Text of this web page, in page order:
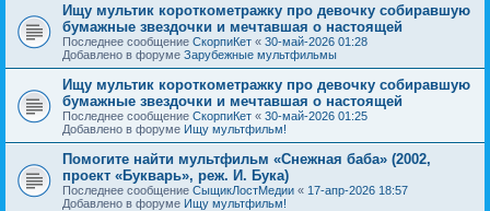
Ищу мультик короткометражку про девочку собиравшую
бумажные звездочки и мечтавшая о настоящей
Последнее сообщение СкорпиКет « 30-май-2026 01:28
Добавлено в форуме Зарубежные мультфильмы
Ищу мультик короткометражку про девочку собиравшую
бумажные звездочки и мечтавшая о настоящей
Последнее сообщение СкорпиКет « 30-май-2026 01:25
Добавлено в форуме Ищу мультфильм!
Помогите найти мультфильм «Снежная баба» (2002,
проект «Букварь», реж. И. Бука)
Последнее сообщение СыщикЛостМедии « 17-апр-2026 18:57
Добавлено в форуме Ищу мультфильм!